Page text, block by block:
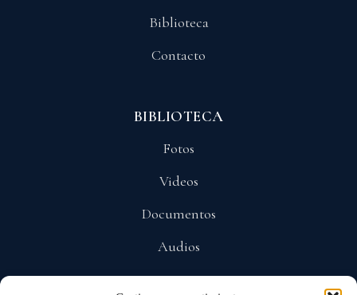
Biblioteca
Contacto
BIBLIOTECA
Fotos
Videos
Documentos
Audios